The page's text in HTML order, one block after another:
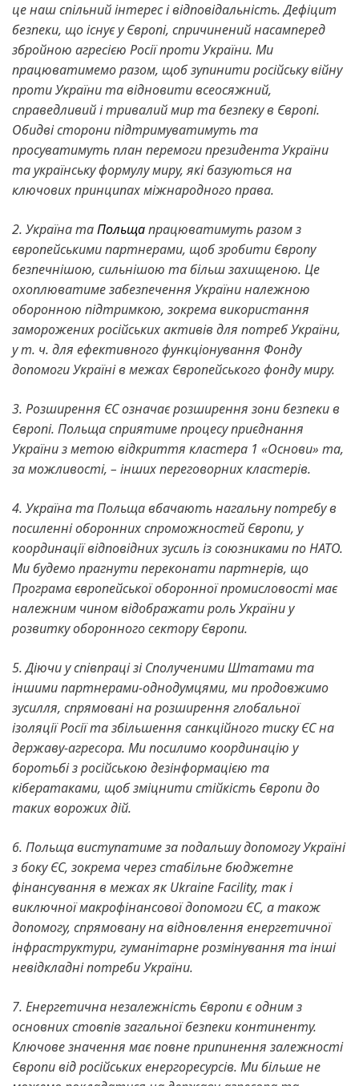
це наш спільний інтерес і відповідальність. Дефіцит
безпеки, що існує у Європі, спричинений насамперед
збройною агресією Росії проти України. Ми
працюватимемо разом, щоб зупинити російську війну
проти України та відновити всеосяжний,
справедливий і тривалий мир та безпеку в Європі.
Обидві сторони підтримуватимуть та
просуватимуть план перемоги президента України
та українську формулу миру, які базуються на
ключових принципах міжнародного права.
2. Україна таПольщапрацюватимуть разом з
європейськими партнерами, щоб зробити Європу
безпечнішою, сильнішою та більш захищеною. Це
охоплюватиме забезпечення України належною
оборонною підтримкою, зокрема використання
заморожених російських активів для потреб України,
у т. ч. для ефективного функціонування Фонду
допомоги Україні в межах Європейського фонду миру.
3. Розширення ЄС означає розширення зони безпеки в
Європі. Польща сприятиме процесу приєднання
України з метою відкриття кластера 1 «Основи» та,
за можливості, – інших переговорних кластерів.
4. Україна та Польща вбачають нагальну потребу в
посиленні оборонних спроможностей Європи, у
координації відповідних зусиль із союзниками по НАТО.
Ми будемо прагнути переконати партнерів, що
Програма європейської оборонної промисловості має
належним чином відображати роль України у
розвитку оборонного сектору Європи.
5. Діючи у співпраці зі Сполученими Штатами та
іншими партнерами-однодумцями, ми продовжимо
зусилля, спрямовані на розширення глобальної
ізоляції Росії та збільшення санкційного тиску ЄС на
державу-агресора. Ми посилимо координацію у
боротьбі з російською дезінформацією та
кібератаками, щоб зміцнити стійкість Європи до
таких ворожих дій.
6. Польща виступатиме за подальшу допомогу Україні
з боку ЄС, зокрема через стабільне бюджетне
фінансування в межах як Ukraine Facility, так і
виключної макрофінансової допомоги ЄС, а також
допомогу, спрямовану на відновлення енергетичної
інфраструктури, гуманітарне розмінування та інші
невідкладні потреби України.
7. Енергетична незалежність Європи є одним з
основних стовпів загальної безпеки континенту.
Ключове значення має повне припинення залежності
Європи від російських енергоресурсів. Ми більше не